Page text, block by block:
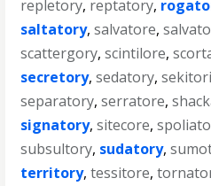
repletory, reptatory,
saltatory,salvatore,
scattergory,scintilore,
secretory,sedatory,sekitori
separatory,serratore,
signatory,sitecore,
subsultory, sudatory,
territory,tessitore,